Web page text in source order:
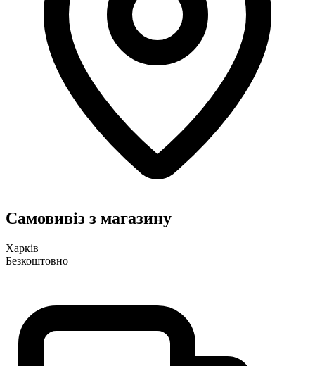
Самовивіз з магазину
Харків
Безкоштовно